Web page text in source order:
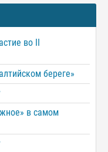
во II
береге»
в самом